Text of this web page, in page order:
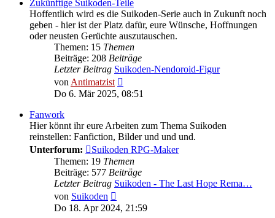
Zukünftige Suikoden-Teile
Hoffentlich wird es die Suikoden-Serie auch in Zukunft noch
geben - hier ist der Platz dafür, eure Wünsche, Hoffnungen
oder neusten Gerüchte auszutauschen.
Themen: 15 Themen
Beiträge: 208 Beiträge
Letzter Beitrag Suikoden-Nendoroid-Figur
vonAntimatzist
Beitrag
Do 6. Mär 2025, 08:51
Fanwork
Hier könnt ihr eure Arbeiten zum Thema Suikoden
reinstellen: Fanfiction, Bilder und und und.
Unterforum:
Suikoden RPG-Maker
Themen: 19 Themen
Beiträge: 577 Beiträge
Letzter Beitrag Suikoden - The Last Hope Rema…
von Suikoden
Beitrag
Do 18. Apr 2024, 21:59